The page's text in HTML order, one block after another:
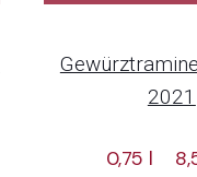
2021
0,75 l